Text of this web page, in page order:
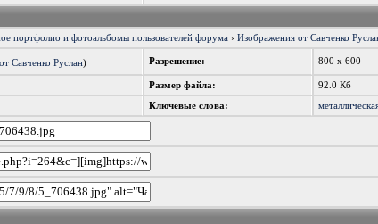
портфолио и фотоальбомы пользователей форума ›Изображения от Савченко
Савченко Руслан) Разрешение: 800 x 600
Размер файла: 92.0 Кб
Ключевые слова: